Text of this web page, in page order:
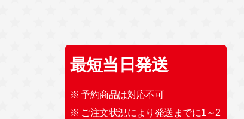
最短当日発送
※ 予約商品は対応不可
※ ご注文状況により発送までに1～2